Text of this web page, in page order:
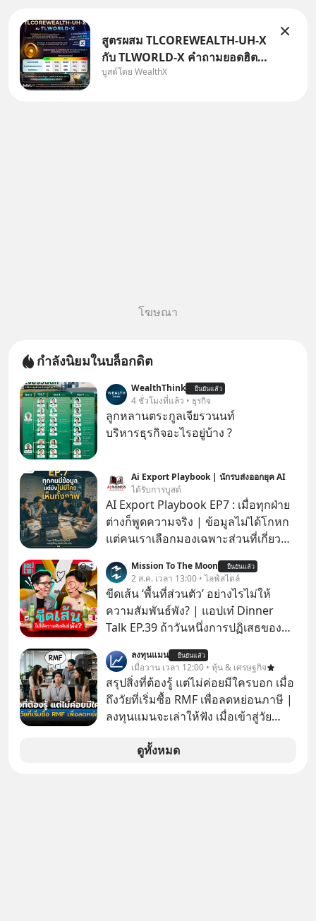
สูตรผสม TLCOREWEALTH-UH-X
กับ TLWORLD-X คำถามยอดฮิตที่
คนใช้ WealthX ถามเข้ามา
บูสต์โดย WealthX
โฆษณา
กำลังนิยมในบล็อกดิต
WealthThink ยืนยันแล้ว
4 ชั่วโมงที่แล้ว • ธุรกิจ
ลูกหลานตระกูลเจียรวนนท์
บริหารธุรกิจอะไรอยู่บ้าง ?
Ai Export Playbook | นักรบส่งออกยุค AI
ได้รับการบูสต์
AI Export Playbook EP7 : เมื่อทุกฝ่าย
ต่างก็พูดความจริง | ข้อมูลไม่ได้โกหก
แต่คนเราเลือกมองเฉพาะส่วนที่เกี่ยวกับ
Mission To The Moon ยืนยันแล้ว
2 ส.ค. เวลา 13:00 • ไลฟ์สไตล์
ขีดเส้น ‘พื้นที่ส่วนตัว’ อย่างไรไม่ให้
ความสัมพันธ์พัง? | แอปเท๋ Dinner
Talk EP.39 ถ้าวันหนึ่งการปฏิเสธของ
ตั้งกำแพงใส่และมองว่าเราเห็นแก่ตัวทั้ง
ที่เราเองก็ไม่เคยปฏิเสธใครอย่างนี้มา
ก่อน แต่พอตั้งใจจะ ‘สร้างขอบเขต’ เพื่อ
ตัวเองดูสักครั้ง กลับทำให้เกิดรอยร้าว
ในความสัมพันธ์เสียอย่างนั้น โดยราย
การแอปเท๋ Dinner Talk ในวันนี้โฮสต์
ทั้ง 2 ท่าน แทป-รวิศ หาญอุตสาหะ และ
ลงทุนแมน ยืนยันแล้ว
เมื่อวาน เวลา 12:00 • หุ้น & เศรษฐกิจ
สรุปสิ่งที่ต้องรู้ แต่ไม่ค่อยมีใครบอก เมื่อ
ถึงวัยที่เริ่มซื้อ RMF เพื่อลดหย่อนภาษี |
ลงทุนแมนจะเล่าให้ฟัง เมื่อเข้าสู่วัย
ดูทั้งหมด